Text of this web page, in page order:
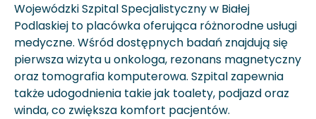
Wojewódzki Szpital Specjalistyczny w Białej
Podlaskiej to placówka oferująca różnorodne usługi
medyczne. Wśród dostępnych badań znajdują się
pierwsza wizyta u onkologa, rezonans magnetyczny
oraz tomografia komputerowa. Szpital zapewnia
także udogodnienia takie jak toalety, podjazd oraz
winda, co zwiększa komfort pacjentów.